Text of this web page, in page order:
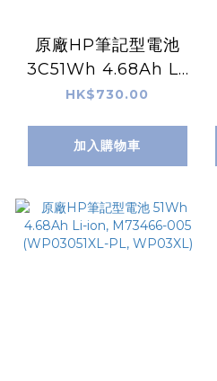
原廠HP筆記型電池
3C51Wh 4.68Ah LI,
M73472-005
HK$730.00
加入購物車